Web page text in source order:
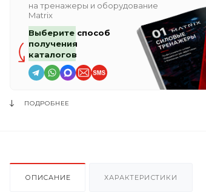
на тренажеры и оборудование
Matrix
Выберите способ
получения
каталогов
ПОДРОБНЕЕ
ОПИСАНИЕ ХАРАКТЕРИСТИКИ